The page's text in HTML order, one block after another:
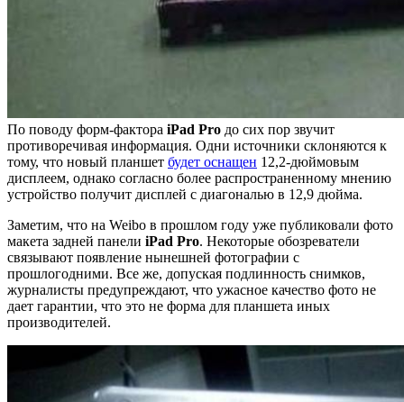
По поводу форм-фактора iPad Pro до сих пор звучит
противоречивая информация. Одни источники склоняются к
тому, что новый планшет будет оснащен 12,2-дюймовым
дисплеем, однако согласно более распространенному мнению
устройство получит дисплей с диагональю в 12,9 дюйма.
Заметим, что на Weibo в прошлом году уже публиковали фото
макета задней панели iPad Pro. Некоторые обозреватели
связывают появление нынешней фотографии с
прошлогодними. Все же, допуская подлинность снимков,
журналисты предупреждают, что ужасное качество фото не
дает гарантии, что это не форма для планшета иных
производителей.